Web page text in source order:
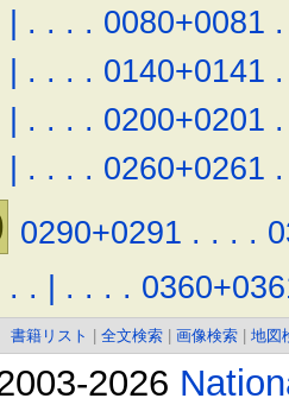
| . . . . 0080+0081 .
| . . . . 0140+0141 .
| . . . . 0200+0201 .
| . . . . 0260+0261 .
0290+0291 . . . .
. . | . . . .
書籍リスト 全文検索 画像検索 地図
2026